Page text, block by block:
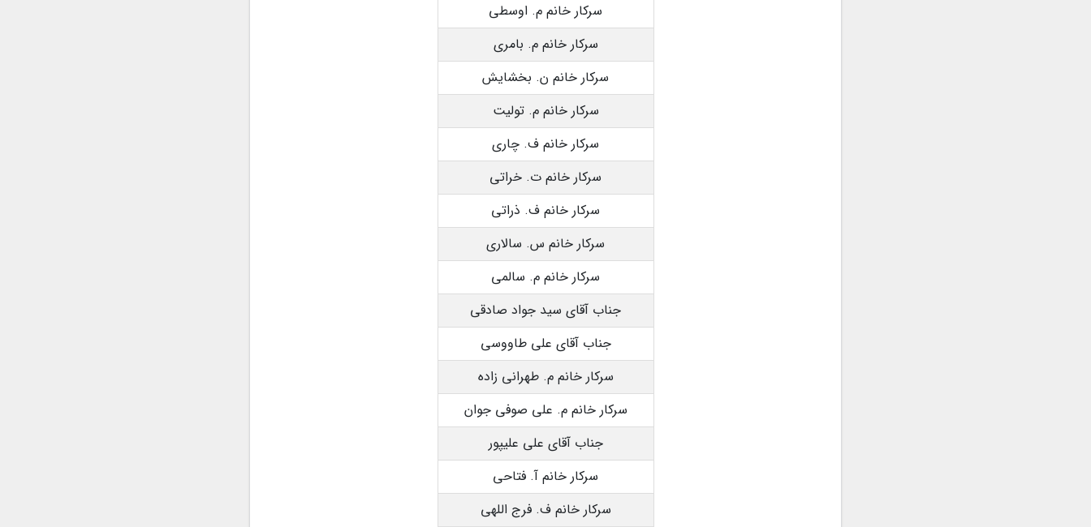
سرکار خانم م. اوسطی
سرکار خانم م. بامری
سرکار خانم ن. بخشایش
سرکار خانم م. تولیت
سرکار خانم ف. چاری
سرکار خانم ت. خراتی
سرکار خانم ف. ذراتی
سرکار خانم س. سالاری
سرکار خانم م. سالمی
جناب آقای سید جواد صادقی
جناب آقای علی طاووسی
سرکار خانم م. طهرانی زاده
سرکار خانم م. علی صوفی جوان
جناب آقای علی علیپور
سرکار خانم آ. فتاحی
سرکار خانم ف. فرج اللهی